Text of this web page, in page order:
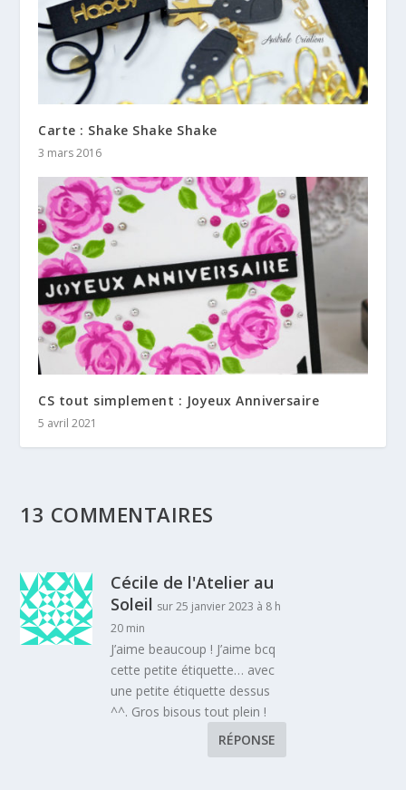
Carte : Shake Shake Shake
3 mars 2016
CS tout simplement : Joyeux Anniversaire
5 avril 2021
13 COMMENTAIRES
Cécile de l'Atelier au
Soleil sur 25 janvier 2023 à 8 h
20 min
J’aime beaucoup ! J’aime bcq
cette petite étiquette… avec
une petite étiquette dessus
^^. Gros bisous tout plein !
RÉPONSE